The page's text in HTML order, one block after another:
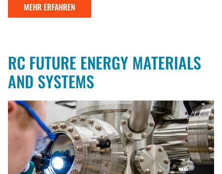
MEHR ERFAHREN
RC FUTURE ENERGY MATERIALS
AND SYSTEMS